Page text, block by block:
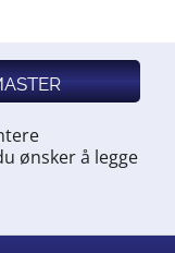
ønsker å legge